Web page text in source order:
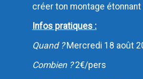
créer ton montage
Infos pratiques :
Quand ?Mercredi 18 août
Combien ?2€/pers